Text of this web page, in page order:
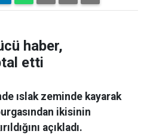
haber,
etti
ıslak zeminde kayarak
ikisinin
açıkladı.